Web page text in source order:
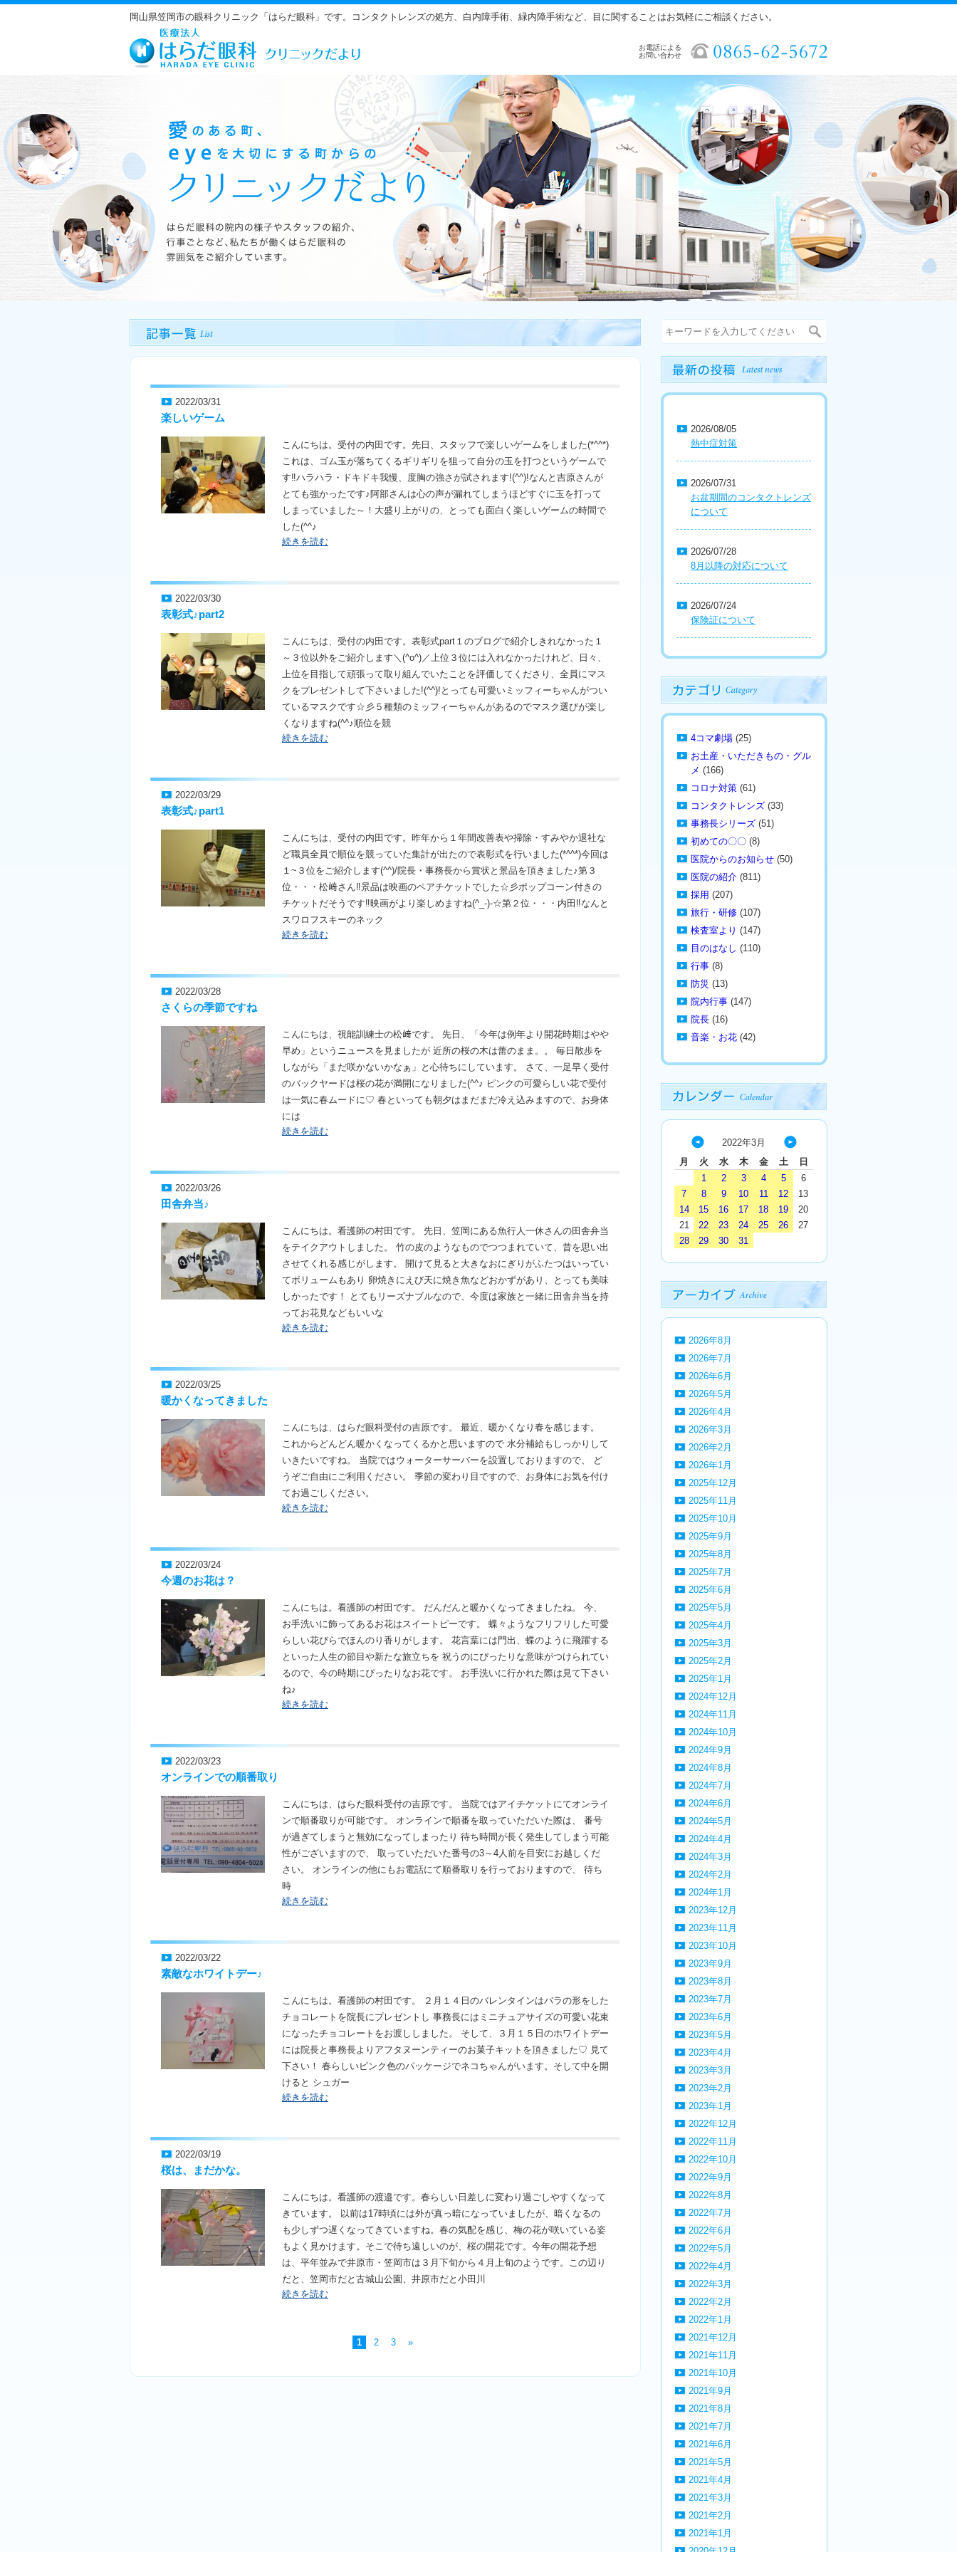
岡山県笠岡市の眼科クリニック「はらだ眼科」です。コンタクトレンズの処方、白内障手術、緑内障手術など、目に関することはお気軽にご相談ください。
お電話による
お問い合わせ
2022/03/31
楽しいゲーム
こんにちは。受付の内田です。先日、スタッフで楽しいゲームをしました(*^^*)
これは、ゴム玉が落ちてくるギリギリを狙って自分の玉を打つというゲームで
す‼ハラハラ・ドキドキ我慢、度胸の強さが試されます!(^^)!なんと吉原さんが
とても強かったです♪阿部さんは心の声が漏れてしまうほどすぐに玉を打って
しまっていました～！大盛り上がりの、とっても面白く楽しいゲームの時間で
した(^^♪
続きを読む
2022/03/30
表彰式♪part2
こんにちは、受付の内田です。表彰式part１のブログで紹介しきれなかった１
～３位以外をご紹介します＼(^o^)／上位３位には入れなかったけれど、日々、
上位を目指して頑張って取り組んでいたことを評価してくださり、全員にマス
クをプレゼントして下さいました!(^^)!とっても可愛いミッフィーちゃんがつい
ているマスクです☆彡５種類のミッフィーちゃんがあるのでマスク選びが楽し
くなりますね(^^♪順位を競
続きを読む
2022/03/29
表彰式♪part1
こんにちは、受付の内田です。昨年から１年間改善表や掃除・すみやか退社な
ど職員全員で順位を競っていた集計が出たので表彰式を行いました(*^^*)今回は
１~３位をご紹介します(^^)/院長・事務長から賞状と景品を頂きました♪第３
位・・・松﨑さん‼景品は映画のペアチケットでした☆彡ポップコーン付きの
チケットだそうです‼映画がより楽しめますね(^_-)-☆第２位・・・内田‼なんと
スワロフスキーのネック
続きを読む
2022/03/28
さくらの季節ですね
こんにちは、視能訓練士の松﨑です。 先日、「今年は例年より開花時期はやや
早め」というニュースを見ましたが 近所の桜の木は蕾のまま。。 毎日散歩を
しながら「まだ咲かないかなぁ」と心待ちにしています。 さて、一足早く受付
のバックヤードは桜の花が満開になりました(^^♪ ピンクの可愛らしい花で受付
は一気に春ムードに♡ 春といっても朝夕はまだまだ冷え込みますので、お身体
には
続きを読む
2022/03/26
田舎弁当♪
こんにちは。看護師の村田です。 先日、笠岡にある魚行人一休さんの田舎弁当
をテイクアウトしました。 竹の皮のようなものでつつまれていて、昔を思い出
させてくれる感じがします。 開けて見ると大きなおにぎりがふたつはいってい
てボリュームもあり 卵焼きにえび天に焼き魚などおかずがあり、とっても美味
しかったです！ とてもリーズナブルなので、今度は家族と一緒に田舎弁当を持
ってお花見などもいいな
続きを読む
2022/03/25
暖かくなってきました
こんにちは、はらだ眼科受付の吉原です。 最近、暖かくなり春を感じます。
これからどんどん暖かくなってくるかと思いますので 水分補給もしっかりして
いきたいですね。 当院ではウォーターサーバーを設置しておりますので、 ど
うぞご自由にご利用ください。 季節の変わり目ですので、お身体にお気を付け
てお過ごしください。
続きを読む
2022/03/24
今週のお花は？
こんにちは。看護師の村田です。 だんだんと暖かくなってきましたね。 今、
お手洗いに飾ってあるお花はスイートピーです。 蝶々ようなフリフリした可愛
らしい花びらでほんのり香りがします。 花言葉には門出、蝶のように飛躍する
といった人生の節目や新たな旅立ちを 祝うのにぴったりな意味がつけられてい
るので、今の時期にぴったりなお花です。 お手洗いに行かれた際は見て下さい
ね♪
続きを読む
2022/03/23
オンラインでの順番取り
こんにちは、はらだ眼科受付の吉原です。 当院ではアイチケットにてオンライ
ンで順番取りが可能です。 オンラインで順番を取っていただいた際は、 番号
が過ぎてしまうと無効になってしまったり 待ち時間が長く発生してしまう可能
性がございますので、 取っていただいた番号の3～4人前を目安にお越しくだ
さい。 オンラインの他にもお電話にて順番取りを行っておりますので、 待ち
時
続きを読む
2022/03/22
素敵なホワイトデー♪
こんにちは。看護師の村田です。 ２月１４日のバレンタインはバラの形をした
チョコレートを院長にプレゼントし 事務長にはミニチュアサイズの可愛い花束
になったチョコレートをお渡ししました。 そして、３月１５日のホワイトデー
には院長と事務長よりアフタヌーンティーのお菓子キットを頂きました♡ 見て
下さい！ 春らしいピンク色のパッケージでネコちゃんがいます。そして中を開
けると シュガー
続きを読む
2022/03/19
桜は、まだかな。
こんにちは。看護師の渡邉です。春らしい日差しに変わり過ごしやすくなって
きています。 以前は17時頃には外が真っ暗になっていましたが、暗くなるの
も少しずつ遅くなってきていますね。春の気配を感じ、梅の花が咲いている姿
もよく見かけます。そこで待ち遠しいのが、桜の開花です。今年の開花予想
は、平年並みで井原市・笠岡市は３月下旬から４月上旬のようです。この辺り
だと、笠岡市だと古城山公園、井原市だと小田川
続きを読む
1 2 3 »
2026/08/05
熱中症対策
2026/07/31
お盆期間のコンタクトレンズ
について
2026/07/28
8月以降の対応について
2026/07/24
保険証について
4コマ劇場 (25)
お土産・いただきもの・グル
メ (166)
コロナ対策 (61)
コンタクトレンズ (33)
事務長シリーズ (51)
初めての〇〇 (8)
医院からのお知らせ (50)
医院の紹介 (811)
採用 (207)
旅行・研修 (107)
検査室より (147)
目のはなし (110)
行事 (8)
防災 (13)
院内行事 (147)
院長 (16)
音楽・お花 (42)
2022年3月
月
火 水 木 金 土 日
« 2
月
月
1 2 3 4 5
6
7
8 9 10 11 12
13
14
15 16 17 18 19
20
21
22 23 24 25 26
27
28
29 30 31
2026年8月
2026年7月
2026年6月
2026年5月
2026年4月
2026年3月
2026年2月
2026年1月
2025年12月
2025年11月
2025年10月
2025年9月
2025年8月
2025年7月
2025年6月
2025年5月
2025年4月
2025年3月
2025年2月
2025年1月
2024年12月
2024年11月
2024年10月
2024年9月
2024年8月
2024年7月
2024年6月
2024年5月
2024年4月
2024年3月
2024年2月
2024年1月
2023年12月
2023年11月
2023年10月
2023年9月
2023年8月
2023年7月
2023年6月
2023年5月
2023年4月
2023年3月
2023年2月
2023年1月
2022年12月
2022年11月
2022年10月
2022年9月
2022年8月
2022年7月
2022年6月
2022年5月
2022年4月
2022年3月
2022年2月
2022年1月
2021年12月
2021年11月
2021年10月
2021年9月
2021年8月
2021年7月
2021年6月
2021年5月
2021年4月
2021年3月
2021年2月
2021年1月